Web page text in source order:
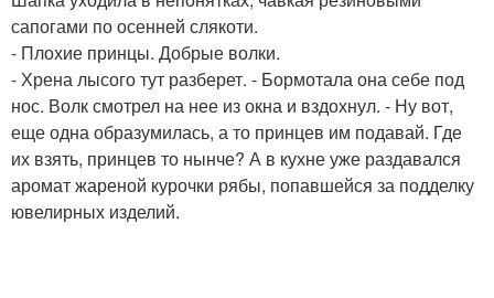
сапогами по осенней слякоти.
- Плохие принцы. Добрые волки.
- Хрена лысого тут разберет. - Бормотала она себе под
нос. Волк смотрел на нее из окна и вздохнул. - Ну вот,
еще одна образумилась, а то принцев им подавай. Где
их взять, принцев то нынче? А в кухне уже раздавался
аромат жареной курочки рябы, попавшейся за подделку
ювелирных изделий.